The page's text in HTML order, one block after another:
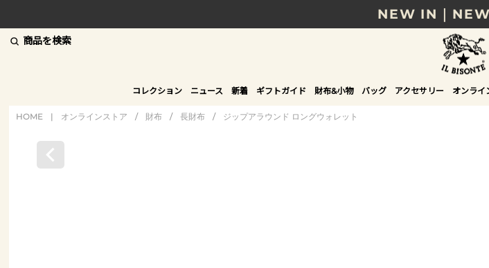
NEW IN｜
8/17(月)10時まで｜税込
贈る相手やシーンから選べ
NEW IN｜
商品を検索
コレクション ニュース 新着 ギフトガイド 財布&小物 バッグ アクセサリー オンライ
HOME | オンラインストア / 財布 / 長財布 / ジップアラウンド ロングウォレット